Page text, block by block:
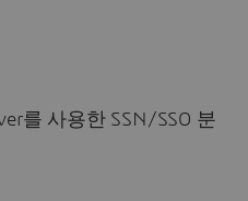
를 사용한 SSN/SSO 분